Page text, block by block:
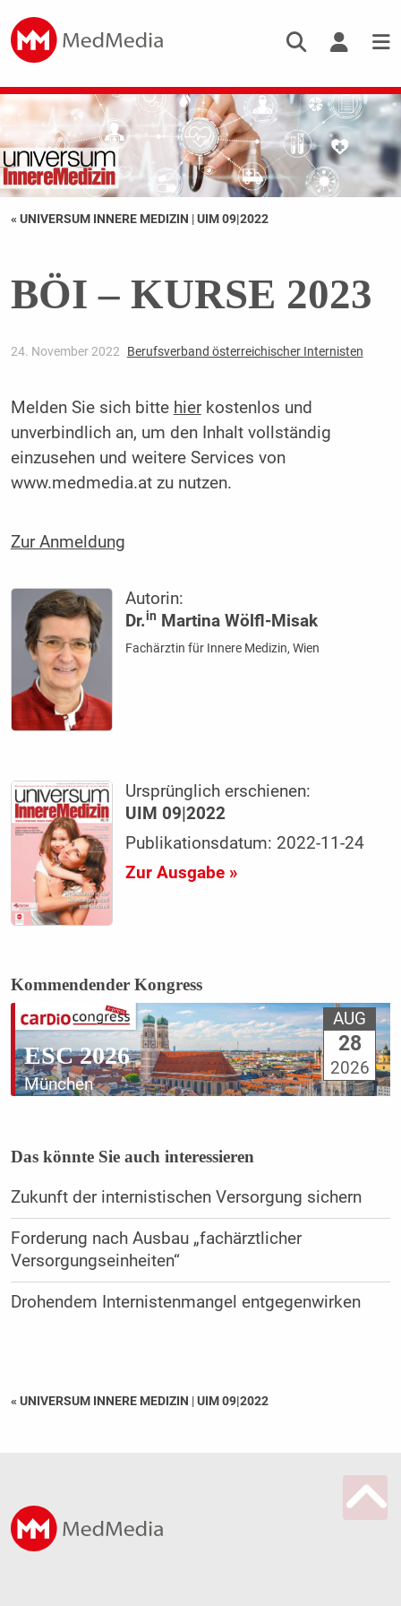
« UNIVERSUM INNERE MEDIZIN |UIM 09|2022
BÖI – KURSE 2023
24. November 2022 Berufsverband österreichischer Internisten
Melden Sie sich bitte hierkostenlos und
unverbindlich an, um den Inhalt vollständig
einzusehen und weitere Services von
www.medmedia.at zu nutzen.
Zur Anmeldung
Autorin:
Dr.in Martina Wölfl-Misak
Fachärztin für Innere Medizin, Wien
Ursprünglich erschienen:
UIM 09|2022
Publikationsdatum: 2022-11-24
Zur Ausgabe »
Kommendender Kongress
ESC 2026
München
AUG
28
2026
Das könnte Sie auch interessieren
Zukunft der internistischen Versorgung sichern
Forderung nach Ausbau „fachärztlicher
Versorgungseinheiten“
Drohendem Internistenmangel entgegenwirken
« UNIVERSUM INNERE MEDIZIN |UIM 09|2022